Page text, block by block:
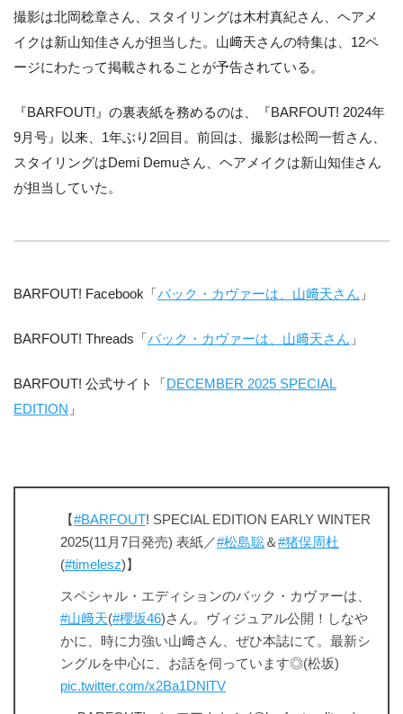
撮影は北岡稔章さん、スタイリングは木村真紀さん、ヘアメ
イクは新山知佳さんが担当した。山﨑天さんの特集は、12ペ
ージにわたって掲載されることが予告されている。
『BARFOUT!』の裏表紙を務めるのは、『BARFOUT! 2024年
9月号』以来、1年ぶり2回目。前回は、撮影は松岡⼀哲さん、
スタイリングはDemi Demuさん、ヘアメイクは新山知佳さん
が担当していた。
BARFOUT! Facebook「 バック・カヴァーは、山﨑天さん 」
BARFOUT! Threads「 バック・カヴァーは、山﨑天さん 」
BARFOUT! 公式サイト「 DECEMBER 2025 SPECIAL
EDITION 」
【#BARFOUT! SPECIAL EDITION EARLY WINTER
2025(11月7日発売) 表紙／#松島聡＆#猪俣周杜
(#timelesz)】
スペシャル・エディションのバック・カヴァーは、
#山﨑天(#櫻坂46)さん。ヴィジュアル公開！しなや
かに、時に力強い山﨑さん、ぜひ本誌にて。最新シ
ングルを中心に、お話を伺っています◎(松坂)
pic.twitter.com/x2Ba1DNlTV